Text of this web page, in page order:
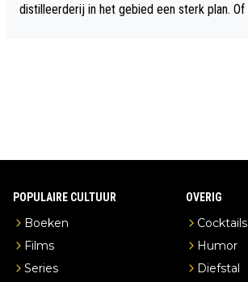
distilleerderij in het gebied een sterk plan. Of beter nog; plan ee
POPULAIRE CULTUUR
Boeken
Films
Series
OVERIG
Cocktails
Humor
Diefstal